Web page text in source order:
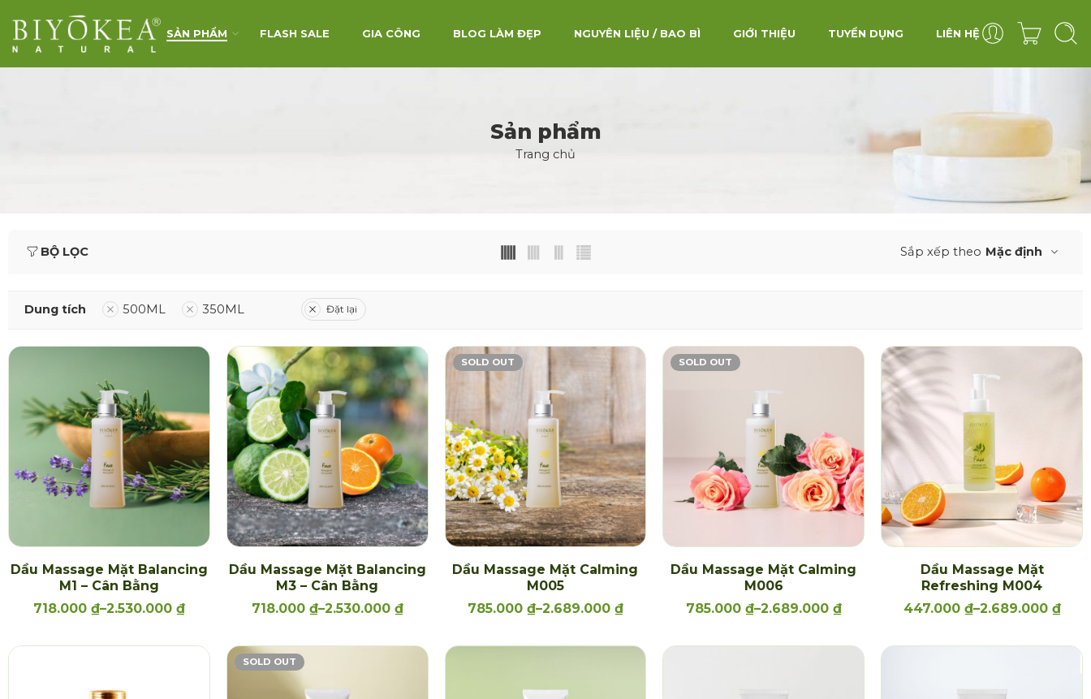
SẢN PHẨM FLASH SALE GIA CÔNG BLOG LÀM ĐẸP NGUYÊN LIỆU / BAO BÌ GIỚI THIỆU TUYỂN DỤNG LIÊN HỆ
Sản phẩm
Trang chủ
BỘ LỌC Sắp xếp theo Mặc định
Dung tích 500ML 350ML Đặt lại
Dầu Massage Mặt Balancing
M1 – Cân Bằng
718.000 ₫–2.530.000 ₫
Dầu Massage Mặt Balancing
M3 – Cân Bằng
718.000 ₫–2.530.000 ₫
SOLD OUT
Dầu Massage Mặt Calming
M005
785.000 ₫–2.689.000 ₫
SOLD OUT
Dầu Massage Mặt Calming
M006
785.000 ₫–2.689.000 ₫
Dầu Massage Mặt
Refreshing M004
447.000 ₫–2.689.000 ₫
SOLD OUT